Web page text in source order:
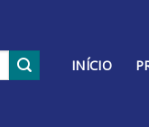
INÍCIO